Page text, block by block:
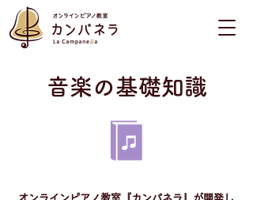
​音楽の基礎知識